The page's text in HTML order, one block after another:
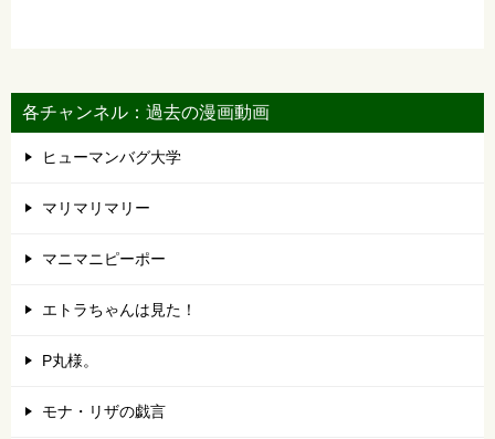
各チャンネル：過去の漫画動画
ヒューマンバグ大学
マリマリマリー
マニマニピーポー
エトラちゃんは見た！
P丸様。
モナ・リザの戯言